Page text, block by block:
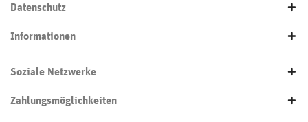
Datenschutz
Informationen
Soziale Netzwerke
Zahlungsmöglichkeiten